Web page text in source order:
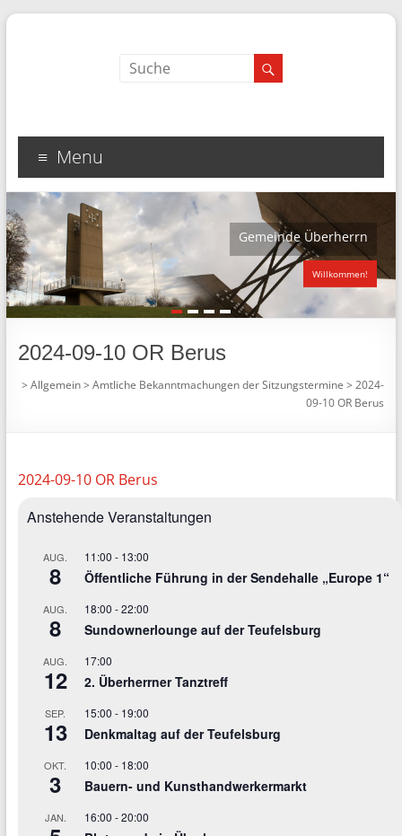
Menu
Gemeinde Überherrn
Willkommen!
1 2 3 4
2024-09-10 OR Berus
>Allgemein>Amtliche Bekanntmachungen der Sitzungstermine >2024-
09-10 OR Berus
2024-09-10 OR Berus
Anstehende Veranstaltungen
AUG.
8
11:00 - 13:00
Öffentliche Führung in der Sendehalle „Europe 1“
AUG.
8
18:00 -22:00
Sundownerlounge auf der Teufelsburg
AUG.
12
17:00
2. Überherrner Tanztreff
SEP.
13
15:00 - 19:00
Denkmaltag auf der Teufelsburg
OKT.
3
10:00 - 18:00
Bauern- und Kunsthandwerkermarkt
JAN. 16:00 -20:00